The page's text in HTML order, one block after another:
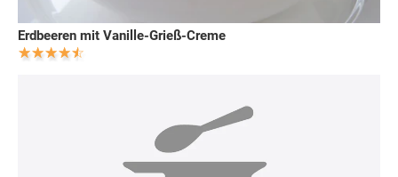
Erdbeeren mit Vanille-Grieß-Creme